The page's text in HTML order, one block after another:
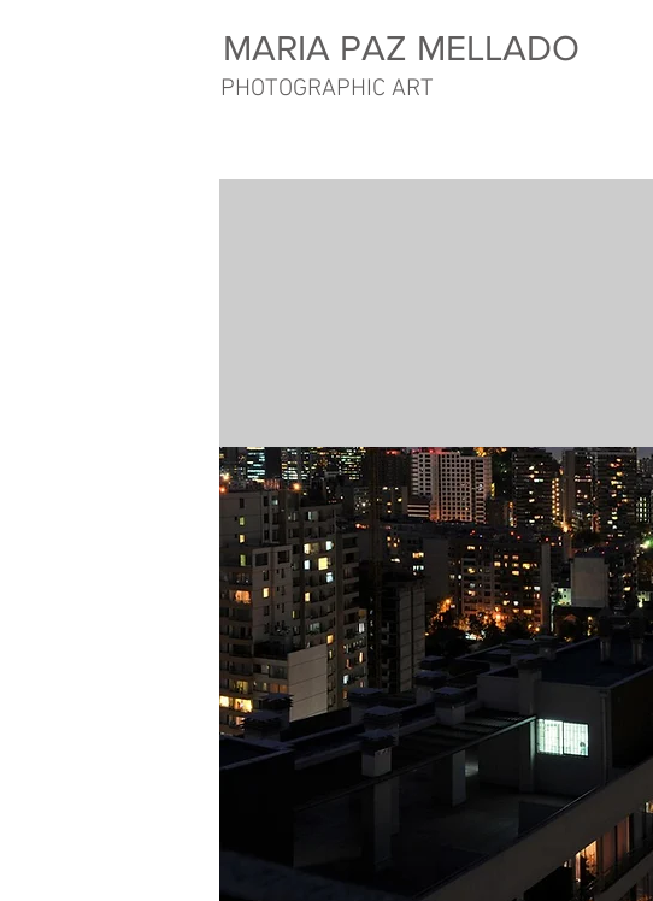
MARIA PAZ MELLADO
PHOTOGRAPHIC ART